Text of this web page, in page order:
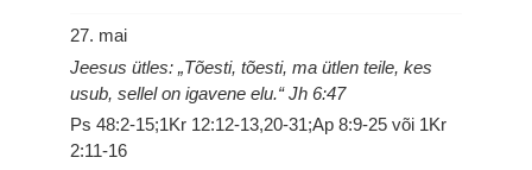
27. mai
Jeesus ütles: „Tõesti, tõesti, ma ütlen teile, kes
usub, sellel on igavene elu.“ Jh 6:47
Ps 48:2-15;1Kr 12:12-13,20-31;Ap 8:9-25 või 1Kr
2:11-16